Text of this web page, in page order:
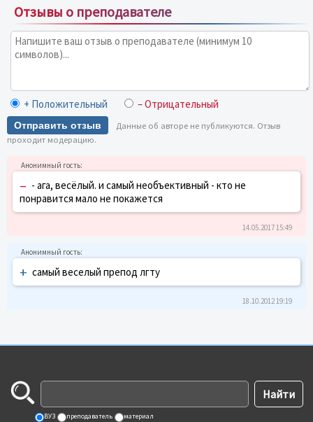
Отзывы о преподавателе
+ Положительный – Отрицательный
Отправить отзыв
Данные об авторе не публикуются. Отзыв
проходит модерацию.
– - ага, весёлый. и самый необъективный - кто не
понравится мало не покажется
14.05.2017 15:49
+ самый веселый препод лгту
18.10.2012 19:19
ВУЗ преподаватель материал